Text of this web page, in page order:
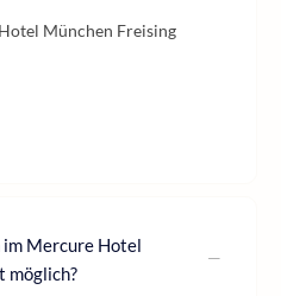
München Freising
im Mercure Hotel
möglich?